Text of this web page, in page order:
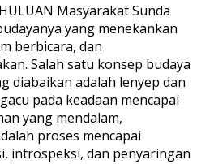
Masyarakat Sunda
yang menekankan
berbicara, dan
Salah satu konsep budaya
diabaikan adalah lenyep dan
pada keadaan mencapai
yang mendalam,
proses mencapai
introspeksi, dan penyaringan